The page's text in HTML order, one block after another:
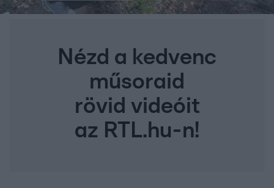
Nézd a kedvenc
műsoraid
rövid videóit
az RTL.hu-n!